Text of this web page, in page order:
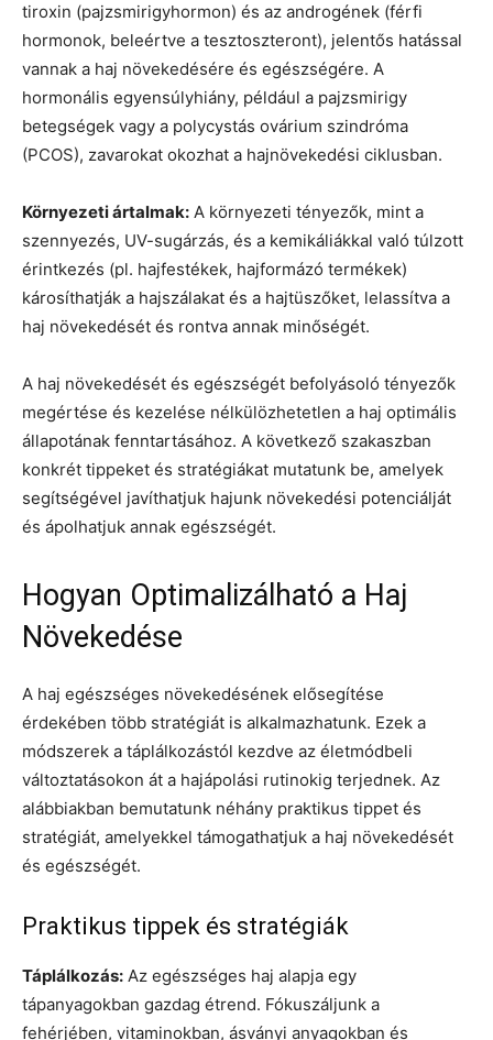
tiroxin (pajzsmirigyhormon) és az androgének (férfi
hormonok, beleértve a tesztoszteront), jelentős hatással
vannak a haj növekedésére és egészségére. A
hormonális egyensúlyhiány, például a pajzsmirigy
betegségek vagy a polycystás ovárium szindróma
(PCOS), zavarokat okozhat a hajnövekedési ciklusban.
Környezeti ártalmak: A környezeti tényezők, mint a
szennyezés, UV-sugárzás, és a kemikáliákkal való túlzott
érintkezés (pl. hajfestékek, hajformázó termékek)
károsíthatják a hajszálakat és a hajtüszőket, lelassítva a
haj növekedését és rontva annak minőségét.
A haj növekedését és egészségét befolyásoló tényezők
megértése és kezelése nélkülözhetetlen a haj optimális
állapotának fenntartásához. A következő szakaszban
konkrét tippeket és stratégiákat mutatunk be, amelyek
segítségével javíthatjuk hajunk növekedési potenciálját
és ápolhatjuk annak egészségét.
Hogyan Optimalizálható a Haj
Növekedése
A haj egészséges növekedésének elősegítése
érdekében több stratégiát is alkalmazhatunk. Ezek a
módszerek a táplálkozástól kezdve az életmódbeli
változtatásokon át a hajápolási rutinokig terjednek. Az
alábbiakban bemutatunk néhány praktikus tippet és
stratégiát, amelyekkel támogathatjuk a haj növekedését
és egészségét.
Praktikus tippek és stratégiák
Táplálkozás: Az egészséges haj alapja egy
tápanyagokban gazdag étrend. Fókuszáljunk a
fehérjében, vitaminokban, ásványi anyagokban és